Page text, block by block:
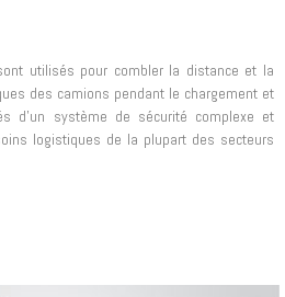
utilisés pour combler la distance et la
des camions pendant le chargement et
d’un système de sécurité complexe et
logistiques de la plupart des secteurs